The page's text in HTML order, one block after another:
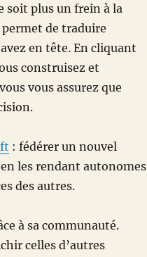
soit plus un frein à la
de traduire
en tête. En cliquant
construisez et
vous assurez que
: fédérer un nouvel
les rendant autonomes
des autres.
à sa communauté.
celles d’autres